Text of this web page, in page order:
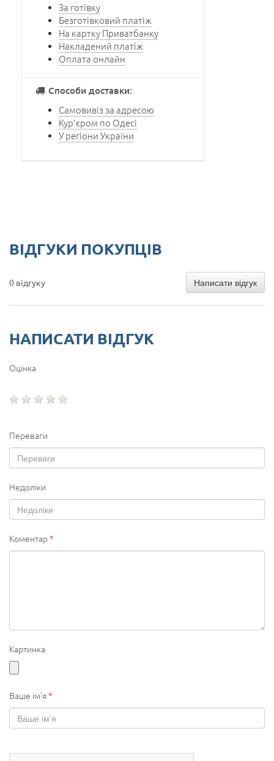
За готівку
Безготівковий платіж
На картку Приватбанку
Накладений платіж
Оплата онлайн
Способи доставки:
Самовивіз за адресою
Кур'єром по Одесі
У регіони України
ВІДГУКИ ПОКУПЦІВ
0 відгуку Написати відгук
НАПИСАТИ ВІДГУК
Оцінка
Переваги
Недоліки
Коментар*
Картинка
Ваше ім'я*